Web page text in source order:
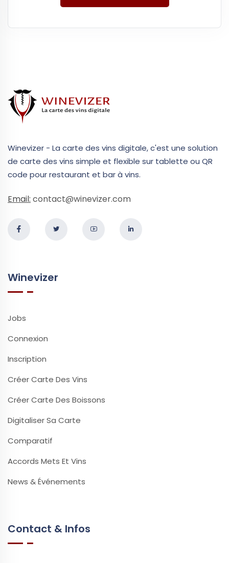
Winevizer - La carte des vins digitale, c'est une solution
de carte des vins simple et flexible sur tablette ou QR
code pour restaurant et bar à vins.
Email: contact@winevizer.com
Winevizer
Jobs
Connexion
Inscription
Créer Carte Des Vins
Créer Carte Des Boissons
Digitaliser Sa Carte
Comparatif
Accords Mets Et Vins
News & Événements
Contact & Infos